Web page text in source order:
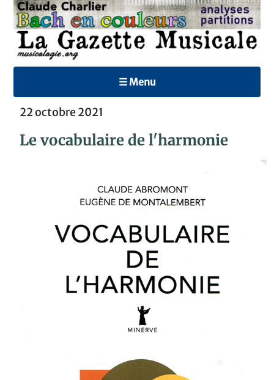
☰ Menu
22 octobre 2021
Le vocabulaire de l'harmonie